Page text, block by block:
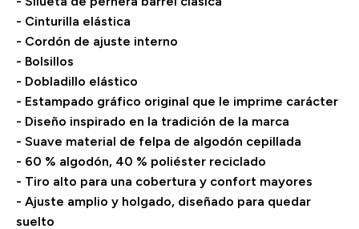
- Cinturilla elástica
- Cordón de ajuste interno
- Bolsillos
- Dobladillo elástico
- Estampado gráfico original que le imprime carácter
- Diseño inspirado en la tradición de la marca
- Suave material de felpa de algodón cepillada
- 60 % algodón, 40 % poliéster reciclado
- Tiro alto para una cobertura y confort mayores
- Ajuste amplio y holgado, diseñado para quedar
suelto